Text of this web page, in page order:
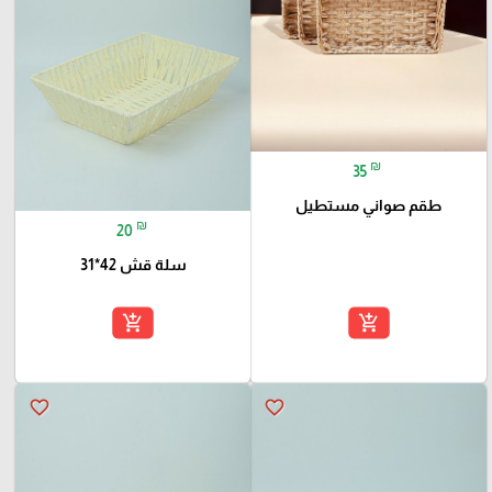
35 ₪
طقم صواني مستطيل
add_shopping_cart
20 ₪
سلة قش 42*31
add_shopping_cart
favorite_border
favorite_border